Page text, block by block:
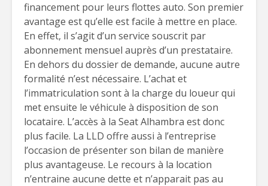
financement pour leurs flottes auto. Son premier
avantage est qu’elle est facile à mettre en place.
En effet, il s’agit d’un service souscrit par
abonnement mensuel auprès d’un prestataire.
En dehors du dossier de demande, aucune autre
formalité n’est nécessaire. L’achat et
l’immatriculation sont à la charge du loueur qui
met ensuite le véhicule à disposition de son
locataire. L’accès à la Seat Alhambra est donc
plus facile. La LLD offre aussi à l’entreprise
l’occasion de présenter son bilan de manière
plus avantageuse. Le recours à la location
n’entraine aucune dette et n’apparait pas au